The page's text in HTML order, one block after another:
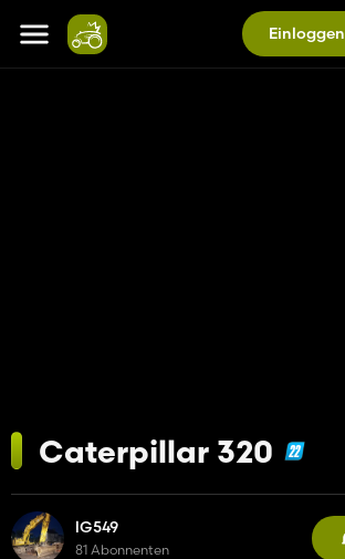
Einloggen
Caterpillar 320
lG549
81 Abonnenten